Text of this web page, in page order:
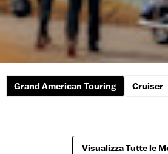
Grand American Touring Cruiser
Visualizza Tutte le